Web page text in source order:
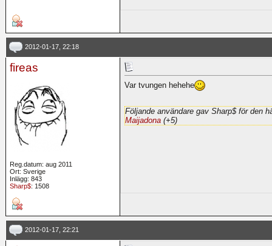
2012-01-17, 22:18
fireas
Reg.datum: aug 2011
Ort: Sverige
Inlägg: 843
Sharp$: 1508
Var tvungen hehehe
Följande användare gav Sharp$ för den
Maijadona (+5)
2012-01-17, 22:21